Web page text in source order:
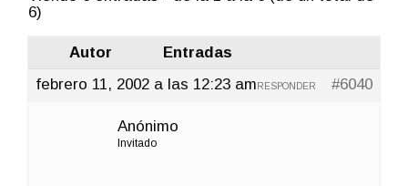
6)
Autor
Entradas
febrero 11, 2002 a las 12:23 am
#6040
RESPONDER
Anónimo
Invitado